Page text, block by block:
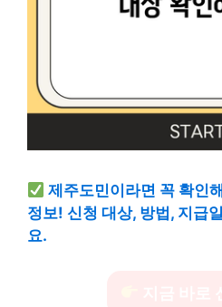
제주도민이라면 꼭 확인
정보! 신청 대상, 방법, 지급
요.